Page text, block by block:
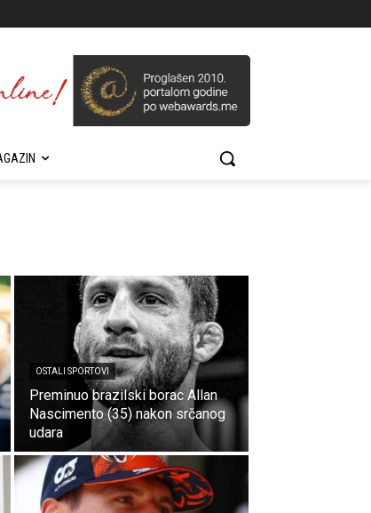
OSTALI SPORTOVI
Preminuo brazilski borac Allan
Nascimento (35) nakon srčanog
udara